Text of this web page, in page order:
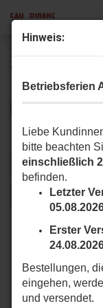
Hinweis:
Betriebsferien
Liebe
bitte beachten
einschließlich
befinden.
Letzter
Erster
Bestellungen,
eingehen,
und versendet.
ARM / VECTI
Hier finden Sie
2 »